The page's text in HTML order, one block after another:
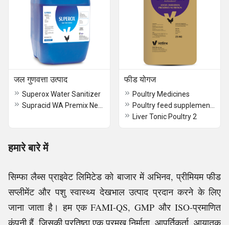
जल गुणवत्ता उत्पाद
Superox Water Sanitizer
फीड योगज
Poultry Medicines
Liver Tonic Poultry 2
हमारे बारे में
सिम्फा लैब्स प्राइवेट लिमिटेड को बाजार में अभिनव, प्रीमियम फीड
सप्लीमेंट और पशु स्वास्थ्य देखभाल उत्पाद प्रदान करने के लिए
जाना जाता है। हम एक FAMI-QS, GMP और ISO-प्रमाणित
कंपनी हैं, जिसकी प्रतिष्ठा एक प्रमुख निर्माता, आपूर्तिकर्ता, आयातक